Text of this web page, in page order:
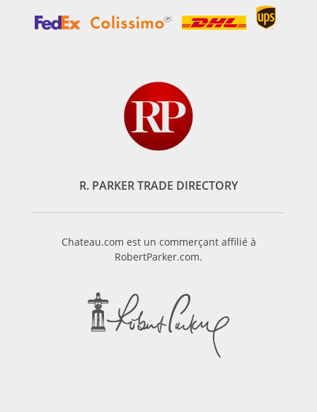
R. PARKER TRADE DIRECTORY
Chateau.com est un commerçant affilié à
RobertParker.com.